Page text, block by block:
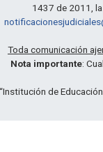
1437 de 2011,
Toda comunicación
Nota importante:
“Institución de